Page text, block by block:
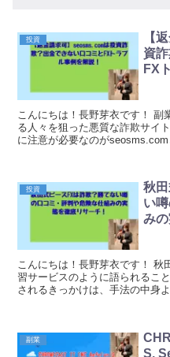
投資
【
資
FX
こんにちは！長野芽衣です！ 副
る人々を狙った悪質な詐欺サイ
に注意が必要なのが
投資
秋
い
み
こんにちは！長野芽衣です！ 秋
習サービスのように語られるこ
されるきっかけは、手法の中身
副業
S.